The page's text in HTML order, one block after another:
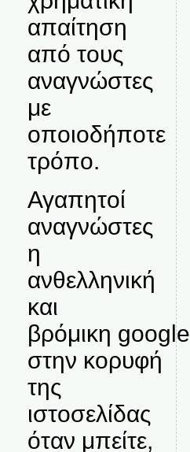
απαίτηση
από τους
αναγνώστες
με
οποιοδήποτε
τρόπο.
Αγαπητοί
αναγνώστες
η
ανθελληνική
και
βρόμικη google
στην κορυφή
της
ιστοσελίδας
όταν μπείτε,